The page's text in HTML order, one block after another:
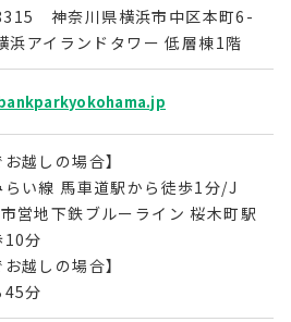
神奈川県横浜市中区本町6-
アイランドタワー 低層棟1階
お越しの場合】
らい線 馬車道駅から徒歩1分/J
営地下鉄ブルーライン 桜木町駅
10分
お越しの場合】
45分